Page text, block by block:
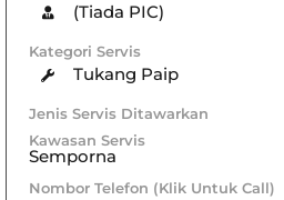
(Tiada PIC)
Kategori Servis
Tukang Paip
Jenis Servis Ditawarkan
Kawasan Servis
Semporna
Nombor Telefon (Klik Untuk Call)